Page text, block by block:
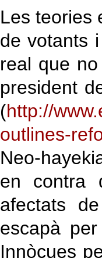
Les teories
de votants
real que
president
(http://
outlines-
Neo-
en contra
afectats
escapà
Innòcues